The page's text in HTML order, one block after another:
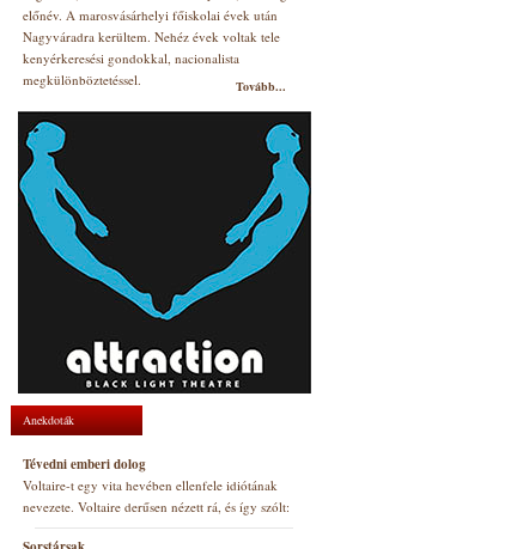
előnév. A marosvásárhelyi főiskolai évek után
Nagyváradra kerültem. Nehéz évek voltak tele
kenyérkeresési gondokkal, nacionalista
megkülönböztetéssel.
Tovább...
Anekdoták
Tévedni emberi dolog
Voltaire-t egy vita hevében ellenfele idiótának
nevezete. Voltaire derűsen nézett rá, és így szólt: